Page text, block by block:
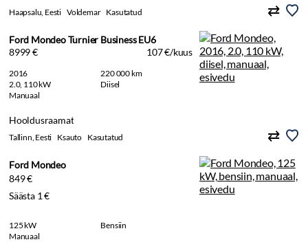
Haapsalu, Eesti Voldemar Kasutatud
Ford Mondeo Turnier Business EU6
8999 €
107 €/kuus
2016
220 000 km
2.0, 110 kW
Diisel
Manuaal
Hooldusraamat
Tallinn, Eesti Ksauto Kasutatud
Ford Mondeo
849 €
Säästa 1 €
125 kW
Bensiin
Manuaal